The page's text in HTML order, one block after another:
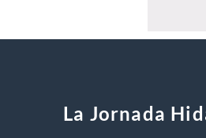
La Jornada